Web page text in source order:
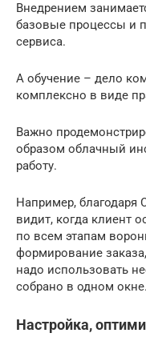
Внедрением
базовые процессы и
сервиса.
А обучение – дело
комплексно в виде
Важно
образом облачный
работу.
Например, благодаря
видит, когда клиент
по всем этапам
формирование
надо использовать
собрано в одном окне.
Настройка,